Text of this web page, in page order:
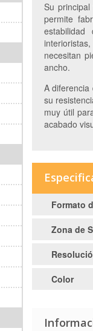
Su
permite
estabilidad
necesitan
ancho.
A diferencia
su
muy útil
acabado
Formato
Zona de
Color